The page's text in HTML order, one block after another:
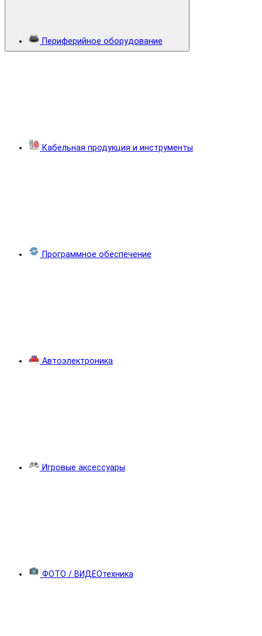
Периферийное оборудование
Кабельная продукция и инструменты
Программное обеспечение
Автоэлектроника
Игровые аксессуары
ФОТО / ВИДЕОтехника